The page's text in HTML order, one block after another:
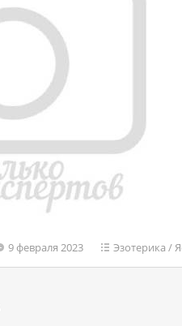
9 февраля 2023 Эзотерика /